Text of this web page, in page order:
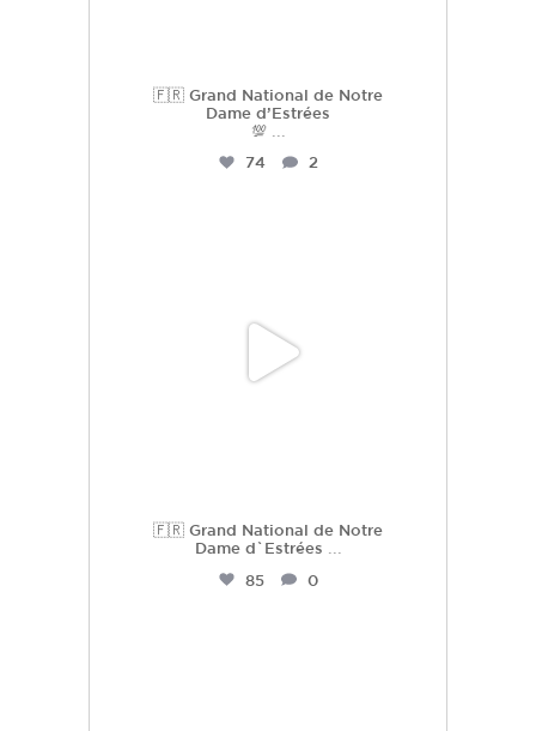
🇫🇷 Grand National de Notre
Dame d’Estrées
💯 ...
74
2
🇫🇷 Grand National de Notre
Dame d`Estrées ...
85
0